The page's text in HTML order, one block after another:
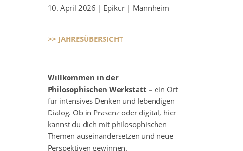
10. April 2026 | Epikur | Mannheim
>> JAHRESÜBERSICHT
Willkommen in der
Philosophischen Werkstatt – ein Ort
für intensives Denken und lebendigen
Dialog. Ob in Präsenz oder digital, hier
kannst du dich mit philosophischen
Themen auseinandersetzen und neue
Perspektiven gewinnen.